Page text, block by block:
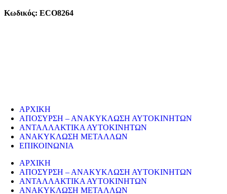
Κωδικός: ECO8264
ΑΡΧΙΚΗ
ΑΠΟΣΥΡΣΗ – ΑΝΑΚΥΚΛΩΣΗ ΑΥΤΟΚΙΝΗΤΩΝ
ΑΝΤΑΛΛΑΚΤΙΚΑ ΑΥΤΟΚΙΝΗΤΩΝ
ΑΝΑΚΥΚΛΩΣΗ ΜΕΤΑΛΛΩΝ
ΕΠΙΚΟΙΝΩΝΙΑ
ΑΡΧΙΚΗ
ΑΠΟΣΥΡΣΗ – ΑΝΑΚΥΚΛΩΣΗ ΑΥΤΟΚΙΝΗΤΩΝ
ΑΝΤΑΛΛΑΚΤΙΚΑ ΑΥΤΟΚΙΝΗΤΩΝ
ΑΝΑΚΥΚΛΩΣΗ ΜΕΤΑΛΛΩΝ